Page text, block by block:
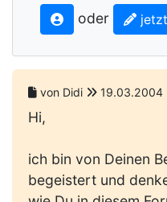
oder
von Didi 19.03.2004
Hi,
ich bin von Deinen
begeistert und